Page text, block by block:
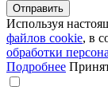
Используя
файлов сookie, в
обработки
Подробнее